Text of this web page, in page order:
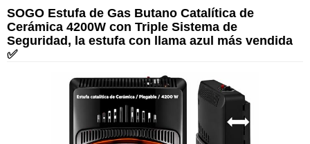
SOGO Estufa de Gas Butano Catalítica de
Cerámica 4200W con Triple Sistema de
Seguridad, la estufa con llama azul más vendida
✅